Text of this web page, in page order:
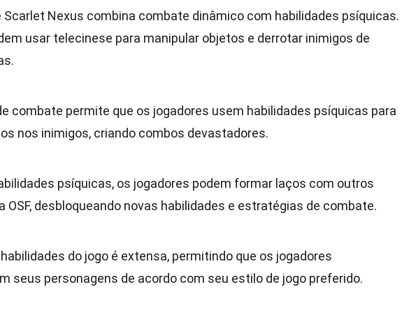
Scarlet Nexus combina combate dinâmico com habilidades psíquicas.
usar telecinese para manipular objetos e derrotar inimigos de
combate permite que os jogadores usem habilidades psíquicas para
nos inimigos, criando combos devastadores.
psíquicas, os jogadores podem formar laços com outros
OSF, desbloqueando novas habilidades e estratégias de combate.
do jogo é extensa, permitindo que os jogadores
seus personagens de acordo com seu estilo de jogo preferido.